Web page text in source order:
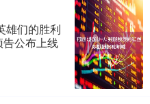
雄们的胜利
公布上线